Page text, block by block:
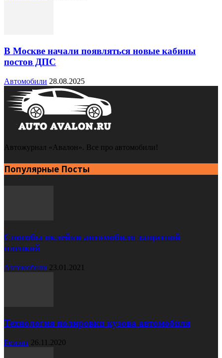
В Москве начали появляться новые кабины
постов ДПС
Автомобили 28.08.2025
Автожурнал «Авалон». Все про автомобили!
Популярные Посты
Способы оклейки автомобиля защитной
пленкой
Автомобили 23.01.2021
Технология полировки кузова автомобиля
Ремонт 26.11.2020